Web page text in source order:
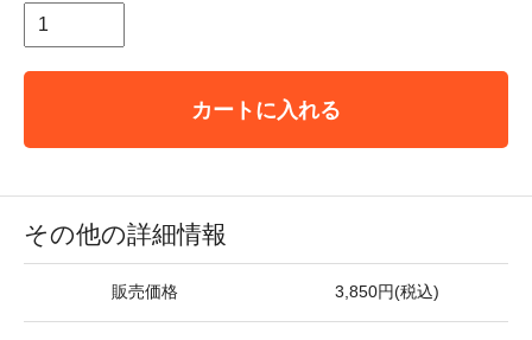
カートに入れる
その他の詳細情報
販売価格 3,850円(税込)